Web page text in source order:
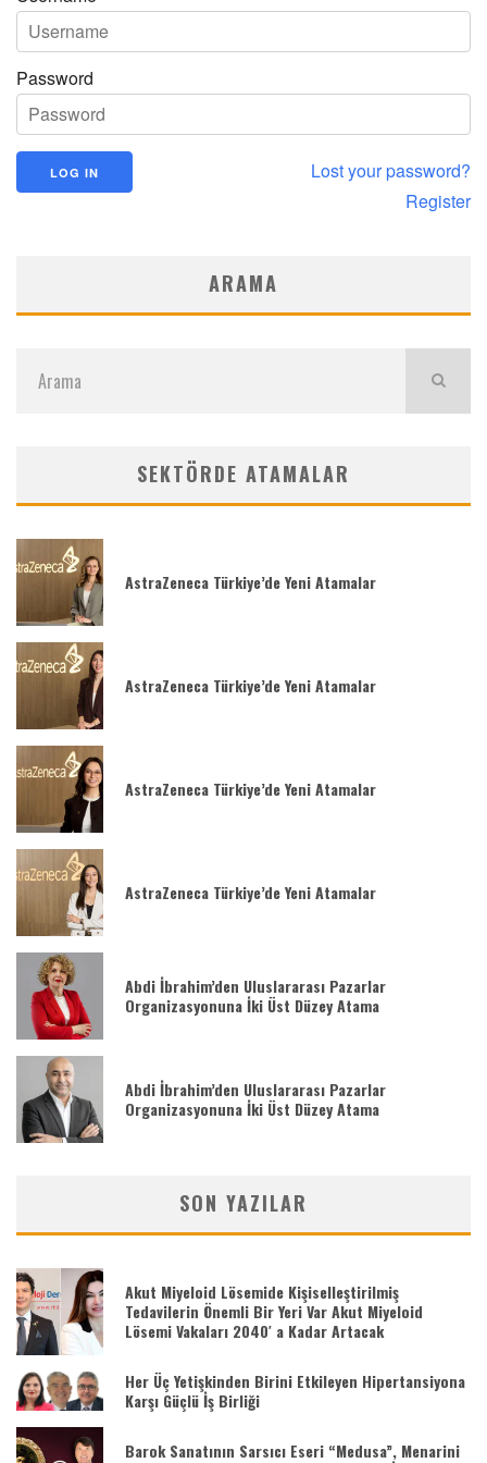
Password
Lost your password?
Register
ARAMA
SEKTÖRDE ATAMALAR
AstraZeneca Türkiye’de Yeni Atamalar
AstraZeneca Türkiye’de Yeni Atamalar
AstraZeneca Türkiye’de Yeni Atamalar
AstraZeneca Türkiye’de Yeni Atamalar
Abdi İbrahim’den Uluslararası Pazarlar
Organizasyonuna İki Üst Düzey Atama
Abdi İbrahim’den Uluslararası Pazarlar
Organizasyonuna İki Üst Düzey Atama
SON YAZILAR
Akut Miyeloid Lösemide Kişiselleştirilmiş
Tedavilerin Önemli Bir Yeri Var Akut Miyeloid
Lösemi Vakaları 2040′ a Kadar Artacak
Her Üç Yetişkinden Birini Etkileyen Hipertansiyona
Karşı Güçlü İş Birliği
Barok Sanatının Sarsıcı Eseri “Medusa”, Menarini